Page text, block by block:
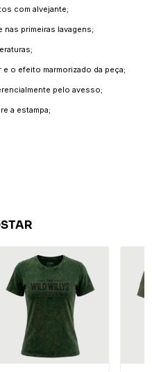
com alvejante;
nas primeiras lavagens;
e o efeito marmorizado da peça;
pelo avesso;
a estampa;